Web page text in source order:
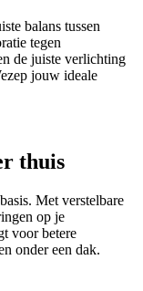
balans tussen
tegen
de juiste verlichting
jouw ideale
thuis
Met verstelbare
op je
voor betere
onder een dak.